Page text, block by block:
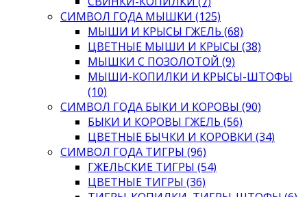
СИМВОЛ ГОДА МЫШКИ (125)
МЫШИ И КРЫСЫ ГЖЕЛЬ (68)
ЦВЕТНЫЕ МЫШИ И КРЫСЫ (38)
МЫШКИ С ПОЗОЛОТОЙ (9)
МЫШИ-КОПИЛКИ И КРЫСЫ-ШТОФЫ
(10)
СИМВОЛ ГОДА БЫКИ И КОРОВЫ (90)
БЫКИ И КОРОВЫ ГЖЕЛЬ (56)
ЦВЕТНЫЕ БЫЧКИ И КОРОВКИ (34)
СИМВОЛ ГОДА ТИГРЫ (96)
ГЖЕЛЬСКИЕ ТИГРЫ (54)
ЦВЕТНЫЕ ТИГРЫ (36)